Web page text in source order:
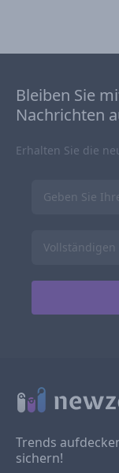
Bleiben Sie
Nachrichten
Erhalten Sie die
Trends
sichern!